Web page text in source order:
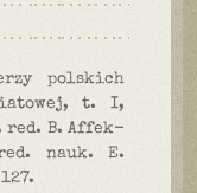
polskich
t. I,
red. B. Affek-
nauk. E.